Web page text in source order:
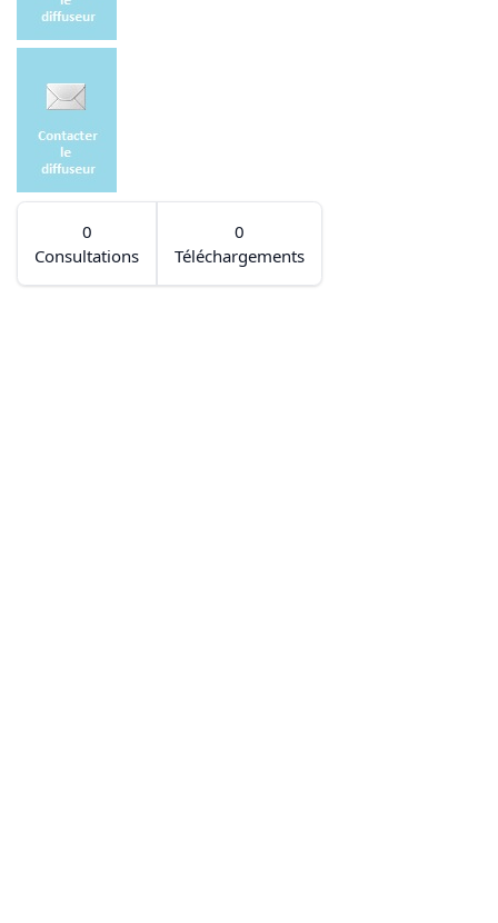
0
Consultations
0
Téléchargements